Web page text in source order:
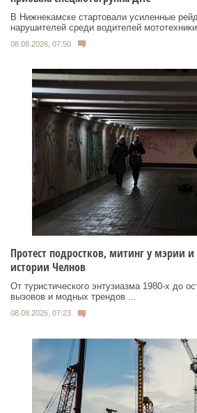
В Нижнекамске стартовали усиленные
нарушителей среди водителей
08.08.2026, 07:50
Протест подростков, митинг у мэрии
истории Челнов
От туристического энтузиазма 1980‑х до
вызовов и модных трендов ...
08.08.2026, 07:23